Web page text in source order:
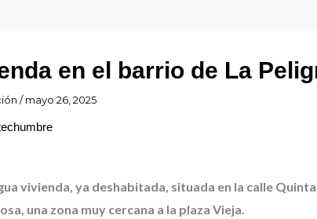
en el barrio de La
/mayo 26, 2025
vivienda, ya deshabitada, situada en la calle
una zona muy cercana a la plaza Vieja.